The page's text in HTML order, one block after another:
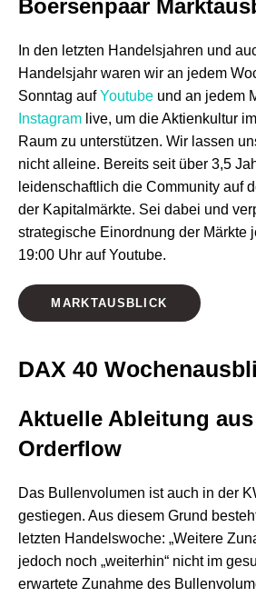
Boersenpaar
In den letzten Handelsjahren und
Handelsjahr waren wir an jedem
Sonntag aufYoutube und an jedem
Instagram live, um die Aktienkultur
Raum zu unterstützen. Wir lassen
nicht alleine. Bereits seit über 3,5
leidenschaftlich die Community auf
der Kapitalmärkte. Sei dabei und
strategische Einordnung der Märkte
19:00 Uhr auf Youtube.
MARKTAUSBLICK
DAX 40
Aktuelle Ableitung
Orderflow
Das Bullenvolumen ist auch in der
gestiegen. Aus diesem Grund
letzten Handelswoche: „Weitere
jedoch noch „weiterhin“ nicht im
erwartete Zunahme des